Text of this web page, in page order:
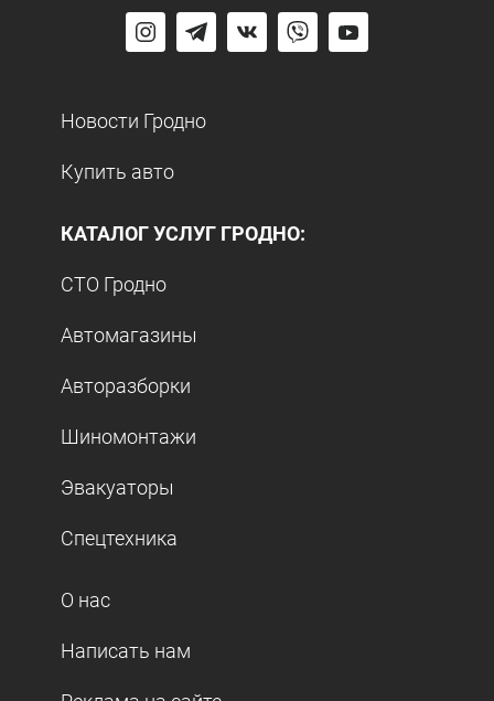
Новости Гродно
Купить авто
КАТАЛОГ УСЛУГ ГРОДНО:
СТО Гродно
Автомагазины
Авторазборки
Шиномонтажи
Эвакуаторы
Спецтехника
О нас
Написать нам